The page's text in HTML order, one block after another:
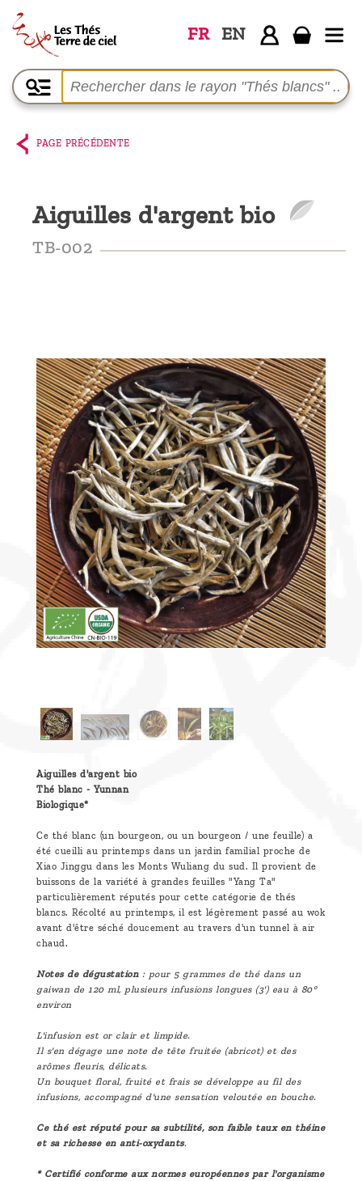
FR EN
Accueil
La
boutique
Parmi les
producteurs,
Découvrir
le thé
Pu'Erh
Comment
infuser
votre thé
Contactez-
nous !
PAGE PRÉCÉDENTE
Aiguilles d'argent bio
TB-002
Aiguilles d'argent bio
Thé blanc - Yunnan
Biologique*
Ce thé blanc (un bourgeon, ou un bourgeon / une feuille) a
été cueilli au printemps dans un jardin familial proche de
Xiao Jinggu dans les Monts Wuliang du sud. Il provient de
buissons de la variété à grandes feuilles "Yang Ta"
particulièrement réputés pour cette catégorie de thés
blancs. Récolté au printemps, il est légèrement passé au wok
avant d'être séché doucement au travers d'un tunnel à air
chaud.
Notes de dégustation: pour 5 grammes de thé dans un
gaiwan de 120 ml, plusieurs infusions longues (3') eau à 80°
environ
L'infusion est or clair et limpide.
Il s'en dégage une note de tête fruitée (abricot) et des
arômes fleuris, délicats.
Un bouquet floral, fruité et frais se développe au fil des
infusions, accompagné d'une sensation veloutée en bouche.
Ce thé est réputé pour sa subtilité, son faible taux en théine
et sa richesse en anti-oxydants.
* Certifié conforme aux normes européennes par l'organisme